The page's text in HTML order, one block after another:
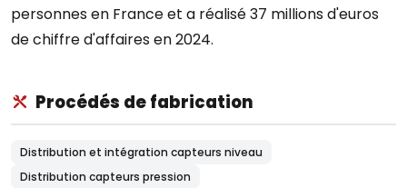
personnes en France et a réalisé 37 millions d'euros
de chiffre d'affaires en 2024.
Procédés de fabrication
Distribution et intégration capteurs niveau
Distribution capteurs pression